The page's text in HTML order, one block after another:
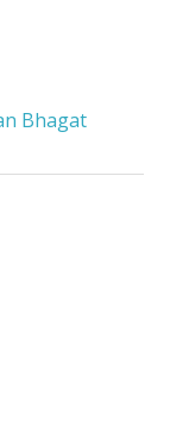
Bhagat